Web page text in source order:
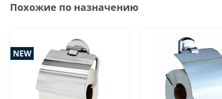
Похожие по назначению
NEW